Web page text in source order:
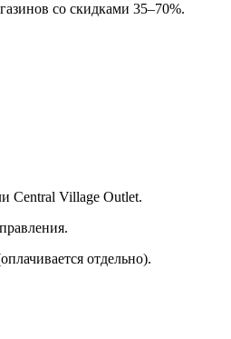
со скидками 35–70%.
Central Village Outlet.
отдельно).